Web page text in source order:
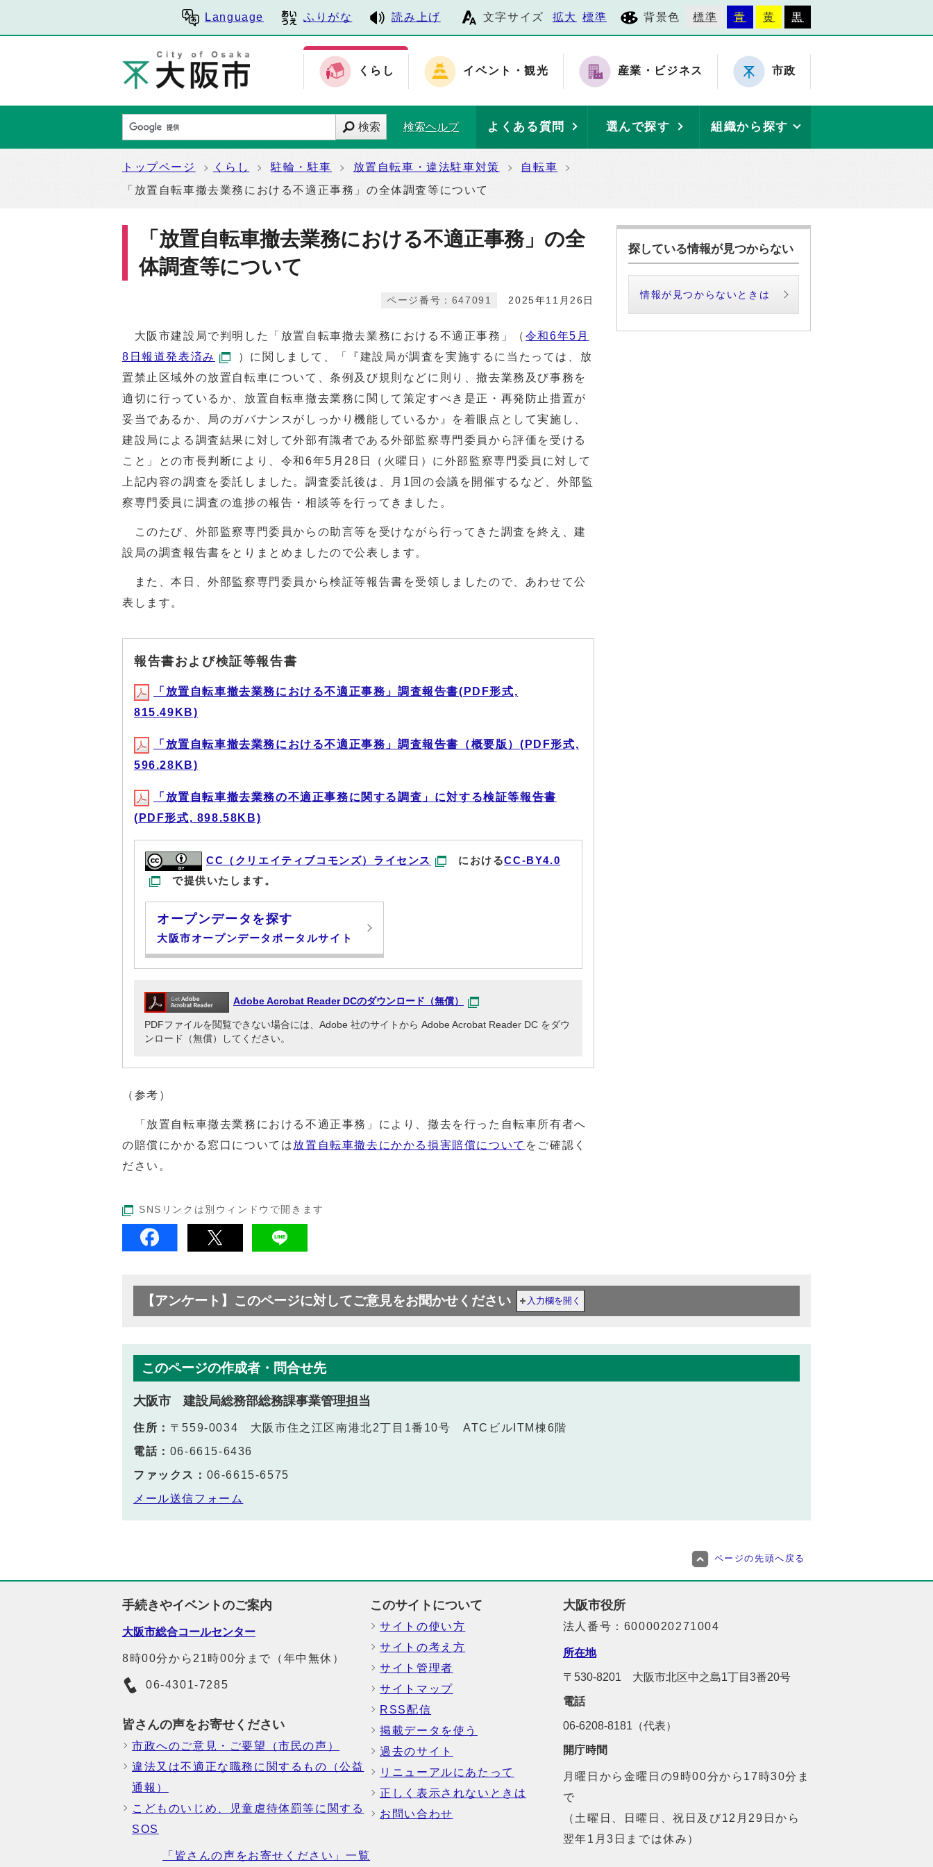
Language ふりがな 読み上げ 文字サイズ 拡大 標準 背景色 標準 青 黄 黒
くらし イベント・観光 産業・ビジネス 市政
検索 検索ヘルプ よくある質問 選んで探す 組織から探す
トップページ くらし 駐輪・駐車 放置自転車・違法駐車対策
自転車
「放置自転車撤去業務における不適正事務」の全体調査等について
「放置自転車撤去業務における不適正事務」の全
体調査等について
2025年11月26日
ページ番号：647091
大阪市建設局で判明した「放置自転車撤去業務における不適正事務」（ 令和6年5月
8日報道発表済み
）に関しまして、「『建設局が調査を実施するに当たっては、放
置禁止区域外の放置自転車について、条例及び規則などに則り、撤去業務及び事務を
適切に行っているか、放置自転車撤去業務に関して策定すべき是正・再発防止措置が
妥当であるか、局のガバナンスがしっかり機能しているか』を着眼点として実施し、
建設局による調査結果に対して外部有識者である外部監察専門委員から評価を受ける
こと」との市長判断により、令和6年5月28日（火曜日）に外部監察専門委員に対して
上記内容の調査を委託しました。調査委託後は、月1回の会議を開催するなど、外部監
察専門委員に調査の進捗の報告・相談等を行ってきました。
このたび、外部監察専門委員からの助言等を受けながら行ってきた調査を終え、建
設局の調査報告書をとりまとめましたので公表します。
また、本日、外部監察専門委員から検証等報告書を受領しましたので、あわせて公
表します。
報告書および検証等報告書
「放置自転車撤去業務における不適正事務」調査報告書(PDF形式,
815.49KB)
「放置自転車撤去業務における不適正事務」調査報告書（概要版）(PDF形式,
596.28KB)
「放置自転車撤去業務の不適正事務に関する調査」に対する検証等報告書
(PDF形式, 898.58KB)
CC（クリエイティブコモンズ）ライセンス におけるCC-BY4.0
で提供いたします。
オープンデータを探す
大阪市オープンデータポータルサイト
Adobe Acrobat Reader DCのダウンロード（無償）
PDFファイルを閲覧できない場合には、Adobe 社のサイトから Adobe Acrobat Reader DC をダウ
ンロード（無償）してください。
（参考）
「放置自転車撤去業務における不適正事務」により、撤去を行った自転車所有者へ
の賠償にかかる窓口については放置自転車撤去にかかる損害賠償について をご確認く
ださい。
SNSリンクは別ウィンドウで開きます
探している情報が見つからない
情報が見つからないときは
【アンケート】このページに対してご意見をお聞かせください 入力欄を開く
このページの作成者・問合せ先
大阪市 建設局総務部総務課事業管理担当
住所： 〒559-0034 大阪市住之江区南港北2丁目1番10号 ATCビルITM棟6階
電話： 06-6615-6436
ファックス： 06-6615-6575
メール送信フォーム
ページの先頭へ戻る
手続きやイベントのご案内
大阪市総合コールセンター
8時00分から21時00分まで（年中無休）
06-4301-7285
皆さんの声をお寄せください
市政へのご意見・ご要望（市民の声）
違法又は不適正な職務に関するもの（公益
通報）
こどものいじめ、児童虐待体罰等に関する
SOS
「皆さんの声をお寄せください」一覧
このサイトについて
サイトの使い方
サイトの考え方
サイト管理者
サイトマップ
RSS配信
掲載データを使う
過去のサイト
リニューアルにあたって
正しく表示されないときは
お問い合わせ
大阪市役所
法人番号：6000020271004
所在地
〒530-8201 大阪市北区中之島1丁目3番20号
電話
06-6208-8181（代表）
開庁時間
月曜日から金曜日の9時00分から17時30分ま
で
（土曜日、日曜日、祝日及び12月29日から
翌年1月3日までは休み）